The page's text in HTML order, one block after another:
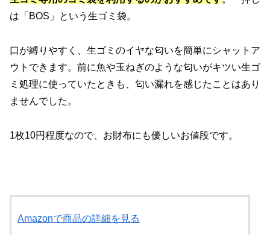
は「BOS」という生ゴミ袋。
口が縛りやすく、生ゴミのイヤな匂いを簡単にシャットア
ウトできます。前に魚や玉ねぎのような匂いがキツい生ゴ
ミ処理に使っていたときも、匂い漏れを感じたことはあり
ませんでした。
1枚10円程度なので、お財布にも優しいお値段です。
Amazonで商品の詳細を見る